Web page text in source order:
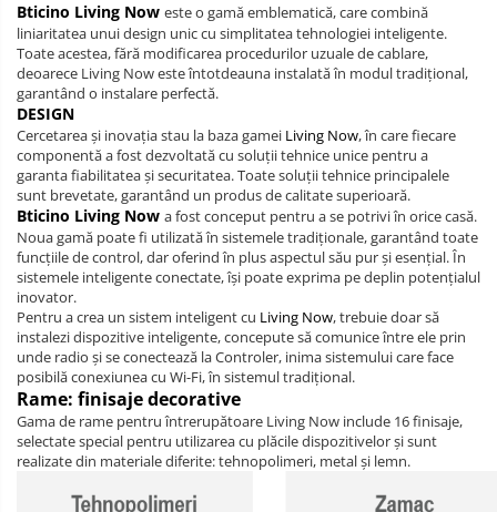
Bticino Living Now este o gamă emblematică, care combină
liniaritatea unui design unic cu simplitatea tehnologiei inteligente.
Toate acestea, fără modificarea procedurilor uzuale de cablare,
deoarece Living Now este întotdeauna instalată în modul tradiţional,
garantând o instalare perfectă.
DESIGN
Cercetarea şi inovaţia stau la baza gamei Living Now, în care fiecare
componentă a fost dezvoltată cu soluţii tehnice unice pentru a
garanta fiabilitatea şi securitatea. Toate soluţii tehnice principalele
sunt brevetate, garantând un produs de calitate superioară.
Bticino Living Now a fost conceput pentru a se potrivi în orice casă.
Noua gamă poate fi utilizată în sistemele tradiţionale, garantând toate
funcţiile de control, dar oferind în plus aspectul său pur şi esenţial. În
sistemele inteligente conectate, îşi poate exprima pe deplin potenţialul
inovator.
Pentru a crea un sistem inteligent cu Living Now, trebuie doar să
instalezi dispozitive inteligente, concepute să comunice între ele prin
unde radio şi se conectează la Controler, inima sistemului care face
posibilă conexiunea cu Wi-Fi, în sistemul tradiţional.
Rame: finisaje decorative
Gama de rame pentru întrerupătoare Living Now include 16 finisaje,
selectate special pentru utilizarea cu plăcile dispozitivelor și sunt
realizate din materiale diferite: tehnopolimeri, metal și lemn.